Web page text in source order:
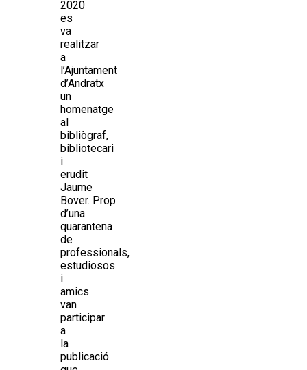
2020
es
va
realitzar
a
l’Ajuntament
d’Andratx
un
homenatge
al
bibliògraf,
bibliotecari
i
erudit
Jaume
Bover. Prop
d’una
quarantena
de
professionals,
estudiosos
i
amics
van
participar
a
la
publicació